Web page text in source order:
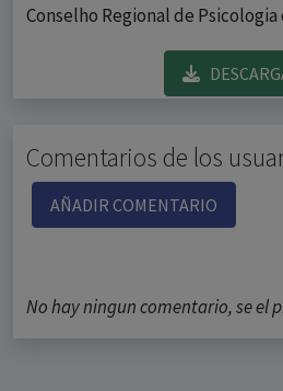
Conselho Regional de
Comentarios de los
AÑADIR COMENTARIO
No hay ningun comentario, se el